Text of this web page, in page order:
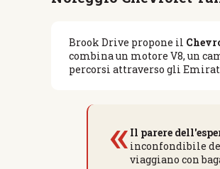
Brook Drive propone il
combina un motore V8, un
percorsi attraverso gli
« Il parere
inconfondibile
viaggiano con